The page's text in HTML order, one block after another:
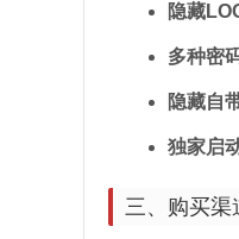
隐藏
多种密
隐藏自
独家启
三、购买渠